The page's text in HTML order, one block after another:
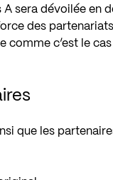
sera dévoilée en
des
c’est le
que les